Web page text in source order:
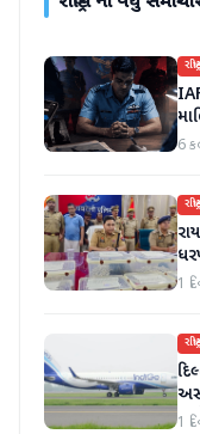
6
કર્યા
1
1